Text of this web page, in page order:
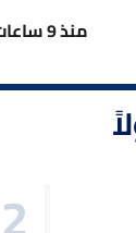
منذ 9 ساعات